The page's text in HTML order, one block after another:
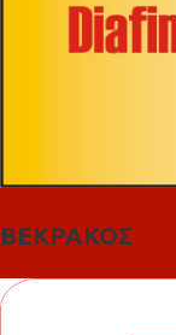
ΒΕΚΡΑΚΟΣ